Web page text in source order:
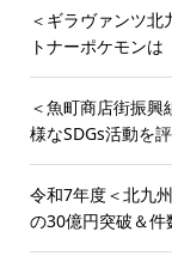
＜ギラヴァンツ
トナーポケモンは
＜魚町商店街振
様なSDGs活動を
令和7年度＜北九
の30億円突破＆件